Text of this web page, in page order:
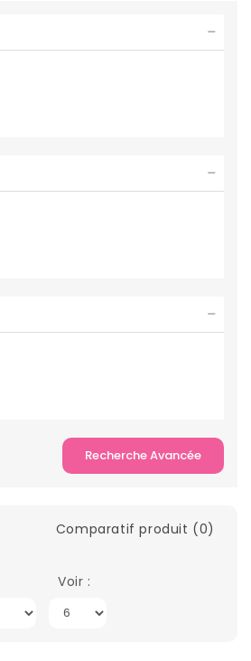
Recherche Avancée
Comparatif produit (0)
Voir :